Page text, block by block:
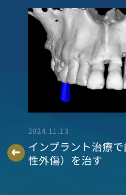
新しい記事を公開しました
「骨が足りない」「骨密度
ある」と他院でインプラン
れたインプラントが痛い・
屋・栄の高山歯科室は、現
のインプラントメーカーに
ラントのやり直し・トラブ
▶ 「他院で断られた・トラ
プラントのご相談」を読む
？
2024.11.13
インプラント治療
性外傷）を治す